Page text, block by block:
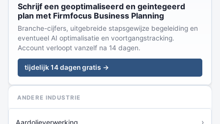
Schrijf een geoptimaliseerd en geintegeerd
plan met Firmfocus Business Planning
Branche-cijfers, uitgebreide stapsgewijze begeleiding en
eventueel AI optimalisatie en voortgangstracking.
Account verloopt vanzelf na 14 dagen.
tijdelijk 14 dagen gratis →
ANDERE INDUSTRIE